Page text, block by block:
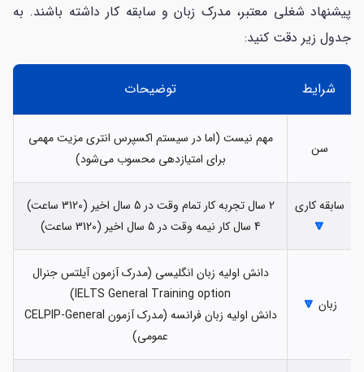
پیشنهاد شغلی معتبر، مدرک زبان و سابقه کار داشته باشند. به
جدول زیر دقت کنید:
شرایط توضیحات
سن
مهم نیست (اما در سیستم اکسپرس انتری مزیت مهمی
برای امتیازدهی محسوب می‌شود)
سابقه کاری
🔽
2 سال تجربه کار تمام وقت در 5 سال اخیر (3120 ساعت)
4 سال کار نیمه وقت در 5 سال اخیر (3120 ساعت)
زبان 🔽
دانش اولیه زبان انگلیسی (مدرک آزمون آیلتس جنرال
IELTS General Training option)
دانش اولیه زبان فرانسه (مدرک آزمون CELPIP-General
عمومی)